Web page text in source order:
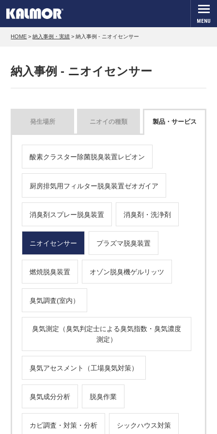
MENU
HOME >納入事例・実績 >納入事例 - ニオイセンサー
納入事例 - ニオイセンサー
発生場所 ニオイの種類 製品・サービス
酸素クラスター除菌脱臭装置レビオン
厨房排気用フィルター脱臭装置ゼオガイア
消臭剤スプレー脱臭装置 消臭剤・洗浄剤
ニオイセンサー プラズマ脱臭装置
燃焼脱臭装置 オゾン脱臭機ゲルリッツ
臭気調査(室内）
臭気測定（臭気判定士による臭気指数・臭気濃度
測定）
臭気アセスメント（工場臭気対策）
臭気成分分析 脱臭作業
カビ調査・対策・分析 シックハウス対策